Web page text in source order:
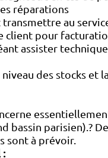
réparations
au
client pour
assister
des stocks et
bassin parisien).?
sont à prévoir.
: